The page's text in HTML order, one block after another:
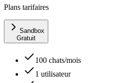
Plans tarifaires
Sandbox
Gratuit
100 chats/mois
1 utilisateur